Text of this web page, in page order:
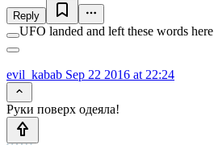
Reply
UFO landed and left these words here
evil_kabab Sep 22 2016 at 22:24
Руки поверх одеяла!